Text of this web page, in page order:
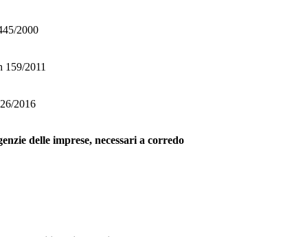
2000
159/2011
2016
delle imprese, necessari a corredo